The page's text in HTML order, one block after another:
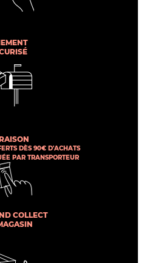
DÈS 90€ D'ACHATS
PAR TRANSPORTEUR
COLLECT